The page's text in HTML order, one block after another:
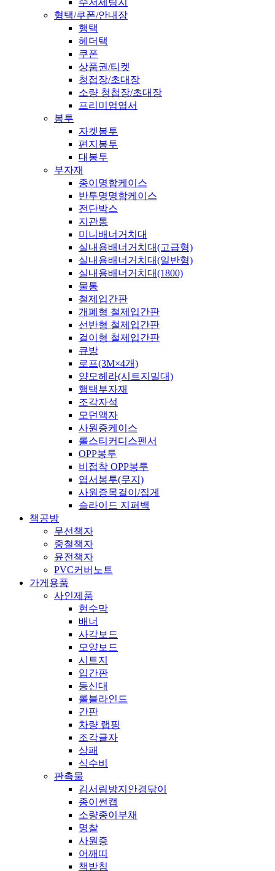
수저세팅지
형택/쿠폰/안내장
행택
헤더택
쿠폰
상품권/티켓
청접장/초대장
소량 청첩장/초대장
프리미엄엽서
봉투
자켓봉투
편지봉투
대봉투
부자재
종이명함케이스
반투명명함케이스
전단박스
지관통
미니배너거치대
실내용배너거치대(고급형)
실내용배너거치대(일반형)
실내용배너거치대(1800)
물통
철제입간판
개폐형 철제입간판
선반형 철제입간판
걸이형 철제입간판
큐방
로프(3M×4개)
양모헤라(시트지밀대)
행택부자재
조각자석
모던액자
사원증케이스
롤스티커디스펜서
OPP봉투
비접착 OPP봉투
엽서봉투(무지)
사원증목걸이/집게
슬라이드 지퍼백
책공방
무선책자
중철책자
윤전책자
PVC커버노트
가게용품
사인제품
현수막
배너
사각보드
모양보드
시트지
입간판
등신대
롤블라인드
간판
차량 랩핑
조각글자
상패
식수비
판촉물
김서림방지안경닦이
종이썬캡
소량종이부채
명찰
사원증
어깨띠
책받침